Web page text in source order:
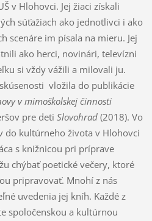
v Hlohovci. Jej žiaci získali
súťažiach ako jednotlivci i ako
scenáre im písala na mieru. Jej
ako herci, novinári, televízni
si vždy vážili a milovali ju.
vložila do publikácie
v mimoškolskej činnosti
pre deti Slovohrad(2018). Vo
do kultúrneho života v Hlohovci
s knižnicou pri príprave
chýbať poetické večery, ktoré
pripravovať. Mnohí z nás
uvedenia jej kníh. Každé z
spoločenskou a kultúrnou